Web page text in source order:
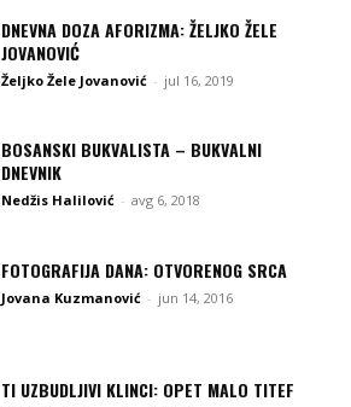
DNEVNA DOZA AFORIZMA: ŽELJKO ŽELE
JOVANOVIĆ
Željko Žele Jovanović - jul 16, 2019
BOSANSKI BUKVALISTA – BUKVALNI
DNEVNIK
Nedžis Halilović - avg 6, 2018
FOTOGRAFIJA DANA: OTVORENOG SRCA
Jovana Kuzmanović - jun 14, 2016
TI UZBUDLJIVI KLINCI: OPET MALO TITEF